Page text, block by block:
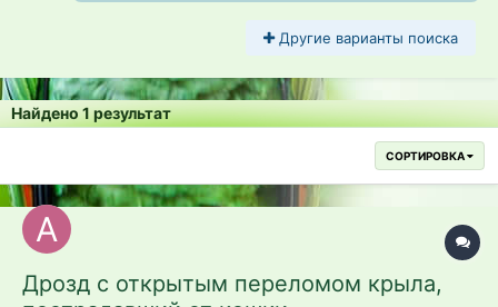
Другие варианты поиска
Найдено 1 результат
СОРТИРОВКА
Дрозд с открытым переломом крыла,